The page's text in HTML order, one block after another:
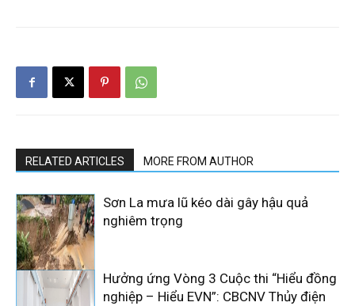
RELATED ARTICLES MORE FROM AUTHOR
Sơn La mưa lũ kéo dài gây hậu quả
nghiêm trọng
Hưởng ứng Vòng 3 Cuộc thi “Hiểu đồng
nghiệp – Hiểu EVN”: CBCNV Thủy điện